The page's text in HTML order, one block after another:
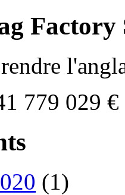
Factory
779 029
(1)